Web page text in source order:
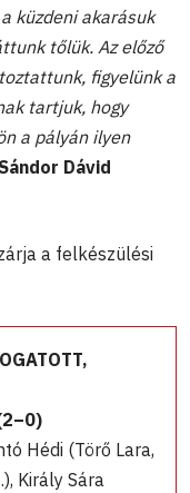
küzdeni akarásuk
tőlük. Az előző
figyelünk a
tartjuk, hogy
a pályán ilyen
Sándor Dávid
a felkészülési
Hédi (Törő Lara,
Király Sára